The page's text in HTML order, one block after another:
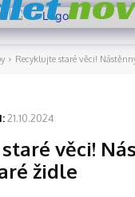
Recyklujte staré věci!
21.10.2024
věci!
židle